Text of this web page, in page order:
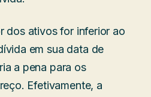
dos ativos for inferior ao
em sua data de
a pena para os
Efetivamente, a